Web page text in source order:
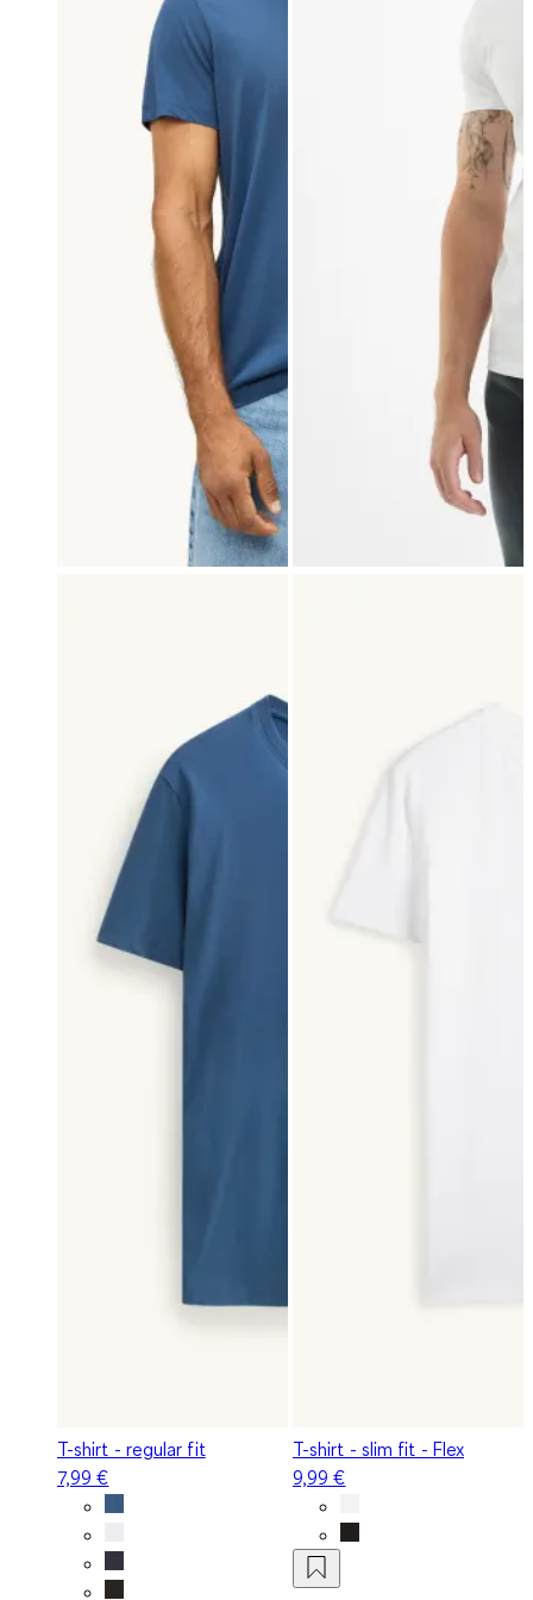
T-shirt - regular fit
7,99 €
T-shirt - slim fit - Flex
9,99 €